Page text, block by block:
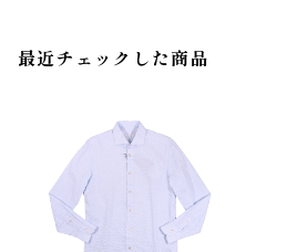
最近チェックした商品